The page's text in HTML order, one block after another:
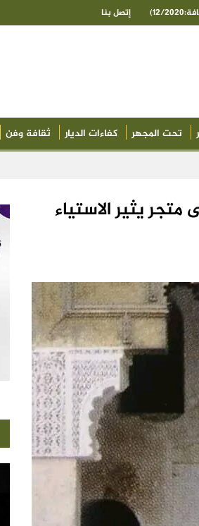
إتصل بنا
تحت المجهر كفاءات الديار ثقافة وفن
يثير الاستياء